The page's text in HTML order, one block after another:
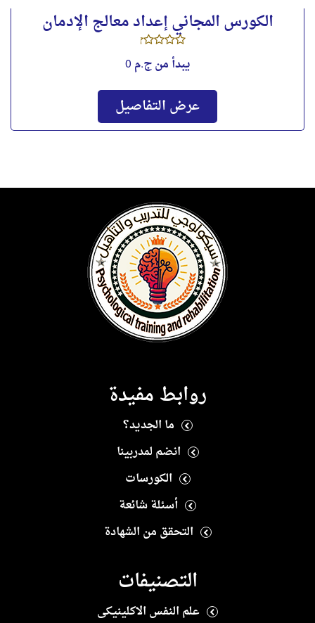
الكورس المجاني إعداد معالج الإدمان
يبدأ منج.م 0
عرض التفاصيل
روابط مفيدة
ما الجديد؟
انضم لمدربينا
الكورسات
أسئلة شائعة
التحقق من الشهادة
التصنيفات
علم النفس الاكلينيكى